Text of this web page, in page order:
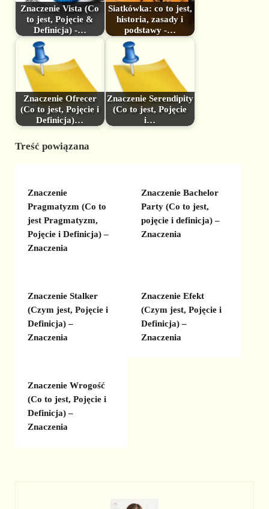
Znaczenie Vista (Co
to jest, Pojęcie &
Definicja) -…
Siatkówka: co to jest,
historia, zasady i
podstawy -…
Znaczenie Ofrecer
(Co to jest, Pojęcie i
Definicja)…
Znaczenie Serendipity
(Co to jest, Pojęcie
i…
Treść powiązana
Znaczenie
Pragmatyzm (Co to
jest Pragmatyzm,
Pojęcie i Definicja) –
Znaczenia
Znaczenie Bachelor
Party (Co to jest,
pojęcie i definicja) –
Znaczenia
Znaczenie Stalker
(Czym jest, Pojęcie i
Definicja) –
Znaczenia
Znaczenie Efekt
(Czym jest, Pojęcie i
Definicja) –
Znaczenia
Znaczenie Wrogość
(Co to jest, Pojęcie i
Definicja) –
Znaczenia